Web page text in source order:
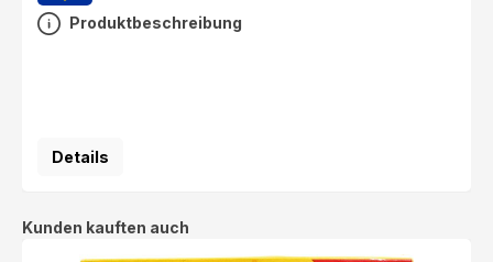
Produktbeschreibung
Details
Produktgalerie überspringen
Kunden kauften auch